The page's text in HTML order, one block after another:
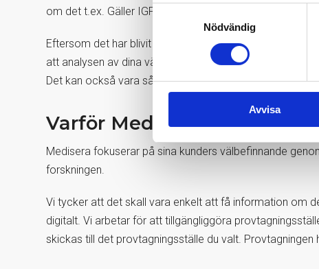
Samtyckesval
Nödvändig
Avvisa
om det t.ex. Gäller IGF-1 som analyseras en gång per
Eftersom det har blivit så enkelt och billigt att
att analysen av dina värden kommer tillbaka inom
Det kan också vara så att hälsoundersökningen visar
Varför Medisera?
Medisera fokuserar på sina kunders välbefinnande
forskningen.
Vi tycker att det skall vara enkelt att få information om
digitalt. Vi arbetar för att tillgängliggöra
skickas till det provtagningsställe du valt.